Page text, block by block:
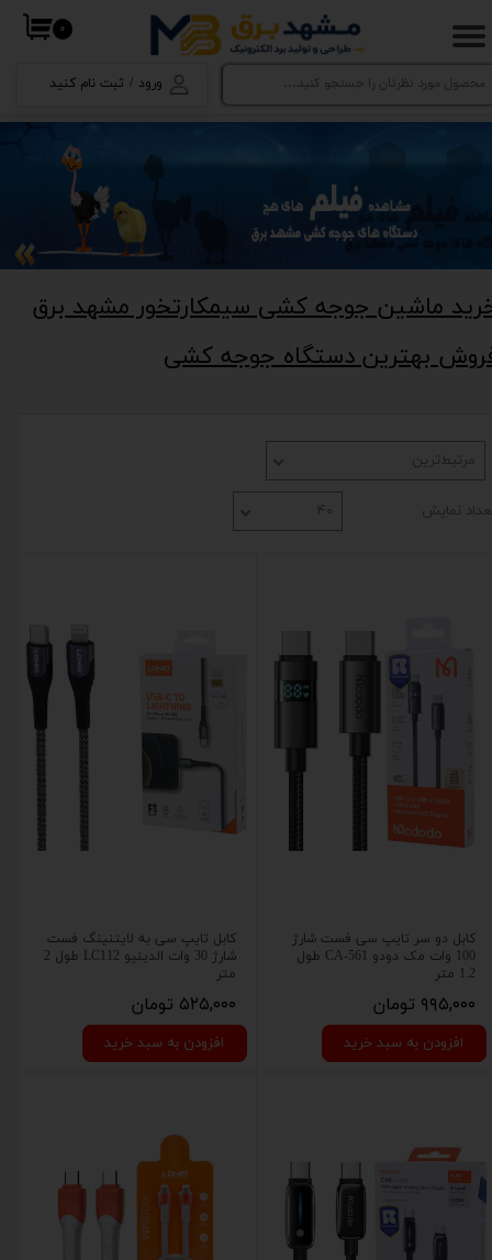
ورود / ثبت نام کنید
حساب کاربری من
تغییر گذر واژه
خروج از حساب کاربری
۰
ماشین جوجه کشی سیمکارتخور مشهد برق
بهترین دستگاه جوجه کشی
مرتبط‌ترین
نمایش ۴۰
کابل دو سر تایپ سی فست شارژ
100 وات مک دودو CA-561 طول
1.2 متر
۹۹۵,۰۰۰ تومان
افزودن به سبد خرید
کابل تایپ سی به لایتنینگ فست
شارژ 30 وات الدینیو LC112 طول 2
متر
۵۲۵,۰۰۰ تومان
افزودن به سبد خرید